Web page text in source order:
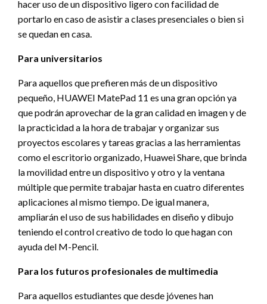
hacer uso de un dispositivo ligero con facilidad de
portarlo en caso de asistir a clases presenciales o bien si
se quedan en casa.
Para universitarios
Para aquellos que prefieren más de un dispositivo
pequeño, HUAWEI MatePad 11 es una gran opción ya
que podrán aprovechar de la gran calidad en imagen y de
la practicidad a la hora de trabajar y organizar sus
proyectos escolares y tareas gracias a las herramientas
como el escritorio organizado, Huawei Share, que brinda
la movilidad entre un dispositivo y otro y la ventana
múltiple que permite trabajar hasta en cuatro diferentes
aplicaciones al mismo tiempo. De igual manera,
ampliarán el uso de sus habilidades en diseño y dibujo
teniendo el control creativo de todo lo que hagan con
ayuda del M-Pencil.
Para los futuros profesionales de multimedia
Para aquellos estudiantes que desde jóvenes han